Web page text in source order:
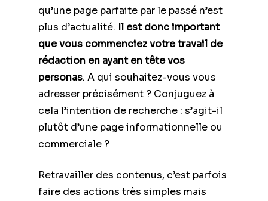
qu’une page parfaite par le passé n’est
plus d’actualité. Il est donc important
que vous commenciez votre travail de
rédaction en ayant en tête vos
personas. A qui souhaitez-vous vous
adresser précisément ? Conjuguez à
cela l’intention de recherche : s’agit-il
plutôt d’une page informationnelle ou
commerciale ?
Retravailler des contenus, c’est parfois
faire des actions très simples mais